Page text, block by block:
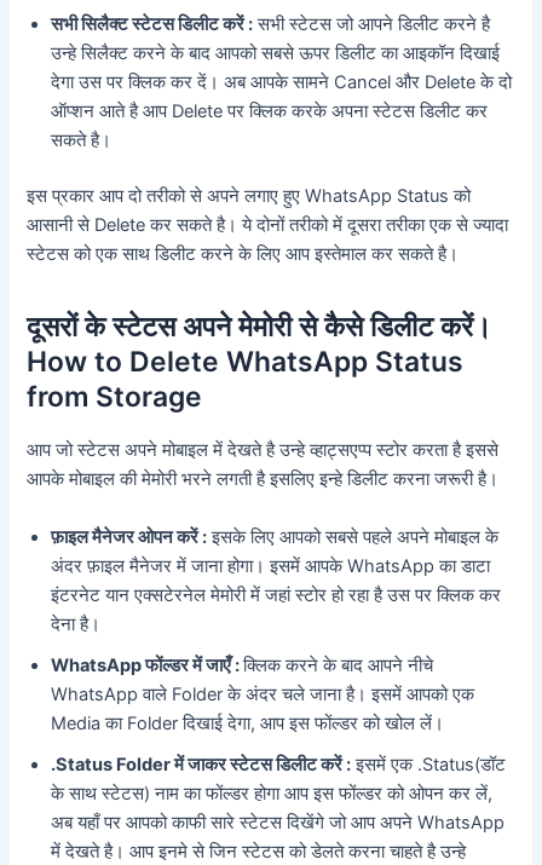
सभी सिलैक्ट स्टेटस डिलीट करें :सभी स्टेटस जो आपने डिलीट करने है
उन्हे सिलैक्ट करने के बाद आपको सबसे ऊपर डिलीट का आइकॉन दिखाई
देगा उस पर क्लिक कर दें। अब आपके सामने Cancel और Delete के दो
ऑप्शन आते है आप Delete पर क्लिक करके अपना स्टेटस डिलीट कर
सकते है।
इस प्रकार आप दो तरीको से अपने लगाए हुए WhatsApp Status को
आसानी से Delete कर सकते है। ये दोनों तरीको में दूसरा तरीका एक से ज्यादा
स्टेटस को एक साथ डिलीट करने के लिए आप इस्तेमाल कर सकते है।
दूसरों के स्टेटस अपने मेमोरी से कैसे डिलीट करें।
How to Delete WhatsApp Status
from Storage
आप जो स्टेटस अपने मोबाइल में देखते है उन्हे व्हाट्सएप्प स्टोर करता है इससे
आपके मोबाइल की मेमोरी भरने लगती है इसलिए इन्हे डिलीट करना जरूरी है।
फ़ाइल मैनेजर ओपन करें :इसके लिए आपको सबसे पहले अपने मोबाइल के
अंदर फ़ाइल मैनेजर में जाना होगा। इसमें आपके WhatsApp का डाटा
इंटरनेट यान एक्सटेरनेल मेमोरी में जहां स्टोर हो रहा है उस पर क्लिक कर
देना है।
WhatsApp फोंल्डर में जाएँ :क्लिक करने के बाद आपने नीचे
WhatsApp वाले Folder के अंदर चले जाना है। इसमें आपको एक
Media का Folder दिखाई देगा, आप इस फोंल्डर को खोल लें।
.Status Folder में जाकर स्टेटस डिलीट करें :इसमें एक .Status(डॉट
के साथ स्टेटस) नाम का फोंल्डर होगा आप इस फोंल्डर को ओपन कर लें,
अब यहाँ पर आपको काफी सारे स्टेटस दिखेंगे जो आप अपने WhatsApp
में देखते है। आप इनमे से जिन स्टेटस को डेलते करना चाहते है उन्हे